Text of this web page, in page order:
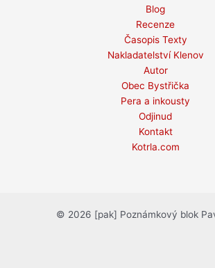
Blog
Recenze
Časopis Texty
Nakladatelství Klenov
Autor
Obec Bystřička
Pera a inkousty
Odjinud
Kontakt
Kotrla.com
© 2026 [pak] Poznámkový blok